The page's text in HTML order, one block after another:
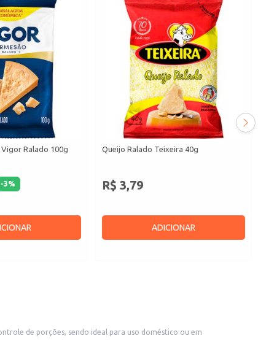
Ralado 100g
-3%
Queijo Ralado Teixeira 40g
R$ 3,79
ADICIONAR